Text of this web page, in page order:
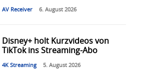
AV Receiver 6. August 2026
Disney+ holt Kurzvideos von
TikTok ins Streaming-Abo
4K Streaming 5. August 2026